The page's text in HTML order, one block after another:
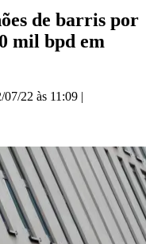
de barris por
mil bpd em
07/22 às 11:09 |